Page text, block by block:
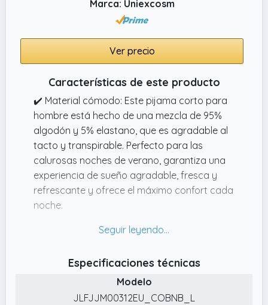
para una gran variedad de ocasiones,
proporcionando comodidad y estilo sin
concesiones.
✔️ DETALLES CUIDADOS EN LA CAMISETA DE
presenta dos rayas decorativas y un escote
en V que no solo aportan un toque de estilo,
sino que también ayudan a resaltar la forma
del rostro.
Marca: Uniexcosm
Ver precio
Características de este producto
✔️ Material cómodo: Este pijama corto para
hombre está hecho de una mezcla de 95%
algodón y 5% elastano, que es agradable al
tacto y transpirable. Perfecto para las
calurosas noches de verano, garantiza una
experiencia de sueño agradable, fresca y
refrescante y ofrece el máximo confort cada
noche.
hombre tiene una parte superior con cuello
ve moderno y simple. Estos pantalones
holgados de pernera recta con prácticos
bolsillos laterales combinan funcionalidad
Especificaciones técnicas
Modelo
JLFJJM00312EU_COBNB_L